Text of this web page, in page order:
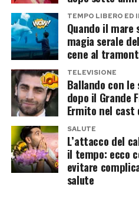
quando sapeva che
Una linea coerente con
ha costruito nel tempo:
disposto ad assumersi le
proprie parole, senza
I tanti flirt attribuiti
Elena D’Amario
Se la politica ha
non è stato da meno.
TEMPO LIBERO ED
Quando il
magia serale
cene al
TELEVISIONE
Ballando con
dopo il Grande
Ermito nel cast
SALUTE
L’attacco del
il tempo: ecco
evitare
salute